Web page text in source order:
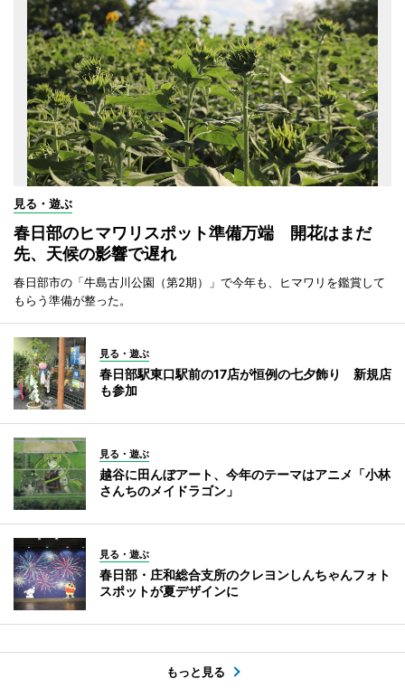
見る・遊ぶ
春日部のヒマワリスポット準備万端 開花はまだ
先、天候の影響で遅れ
春日部市の「牛島古川公園（第2期）」で今年も、ヒマワリを鑑賞して
もらう準備が整った。
見る・遊ぶ
春日部駅東口駅前の17店が恒例の七夕飾り 新規店
も参加
見る・遊ぶ
越谷に田んぼアート、今年のテーマはアニメ「小林
さんちのメイドラゴン」
見る・遊ぶ
春日部・庄和総合支所のクレヨンしんちゃんフォト
スポットが夏デザインに
もっと見る